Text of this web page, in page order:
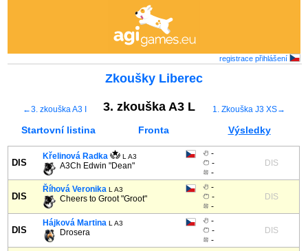
registrace přihlášení
Zkoušky Liberec
←3. zkouška A3 I 3. zkouška A3 L 1. Zkouška J3 XS→
Startovní listina Fronta Výsledky
DIS
Křelinová Radka L A3
A3Ch Edwin "Dean"
-
-
-
DIS
DIS
Říhová VeronikaL A3
Cheers to Groot "Groot"
-
-
-
DIS
DIS
Hájková MartinaL A3
Drosera
-
-
-
DIS